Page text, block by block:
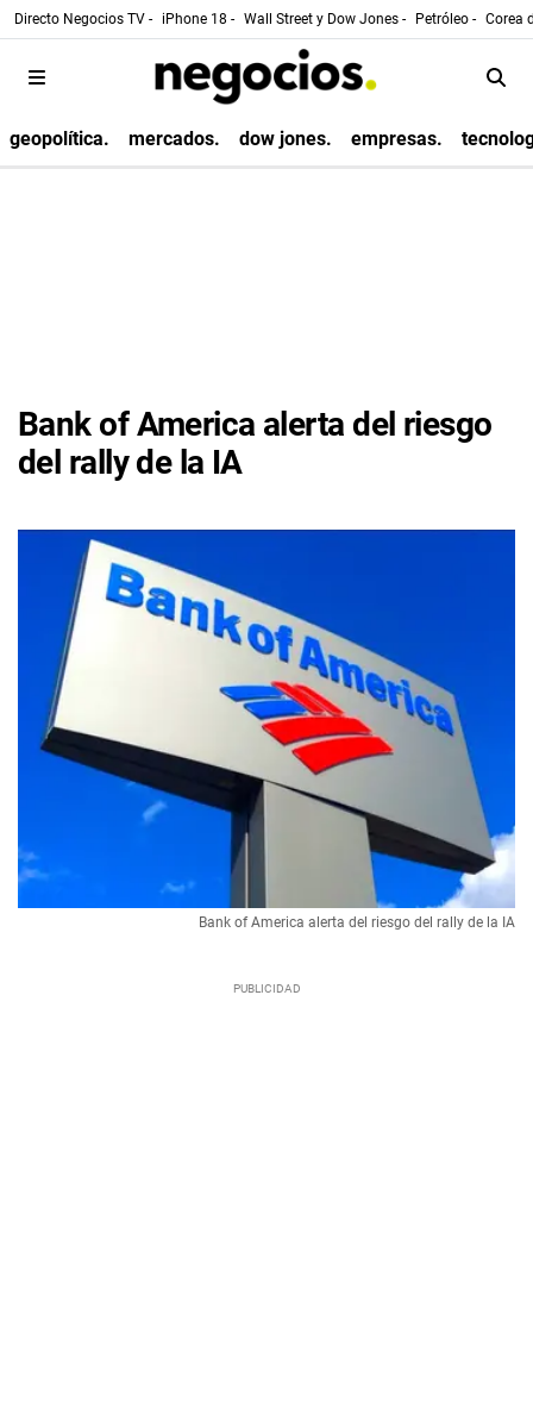
Directo Negocios TV - iPhone 18 - Wall Street y Dow Jones - Petróleo - Corea
geopolítica. mercados. dow jones. empresas.
Bank of America alerta del riesgo
del rally de la IA
Bank of America alerta del riesgo del rally de la IA